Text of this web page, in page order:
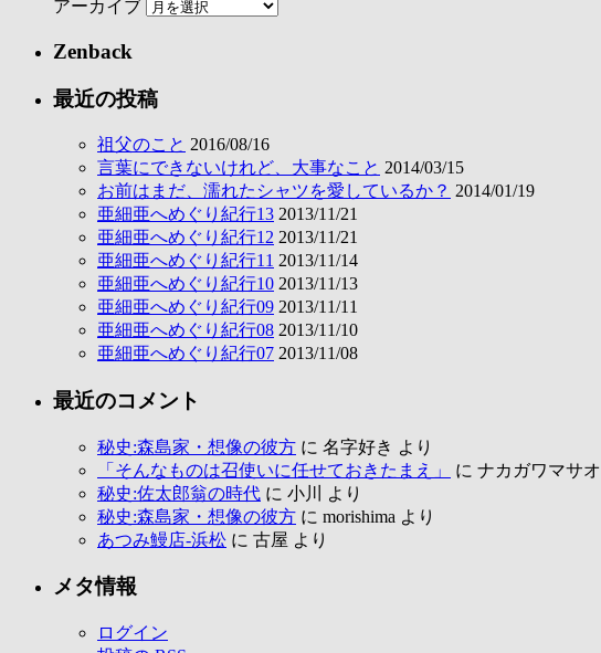
アーカイブ
Zenback
最近の投稿
祖父のこと 2016/08/16
言葉にできないけれど、大事なこと 2014/03/15
お前はまだ、濡れたシャツを愛しているか？ 2014/01/19
亜細亜へめぐり紀行13 2013/11/21
亜細亜へめぐり紀行12 2013/11/21
亜細亜へめぐり紀行11 2013/11/14
亜細亜へめぐり紀行10 2013/11/13
亜細亜へめぐり紀行09 2013/11/11
亜細亜へめぐり紀行08 2013/11/10
亜細亜へめぐり紀行07 2013/11/08
最近のコメント
秘史:森島家・想像の彼方 に 名字好き より
「そんなものは召使いに任せておきたまえ」
に ナカガワマサオ
秘史:佐太郎翁の時代 に 小川
より
秘史:森島家・想像の彼方 に morishima より
あつみ鰻店-浜松 に 古屋 より
メタ情報
ログイン